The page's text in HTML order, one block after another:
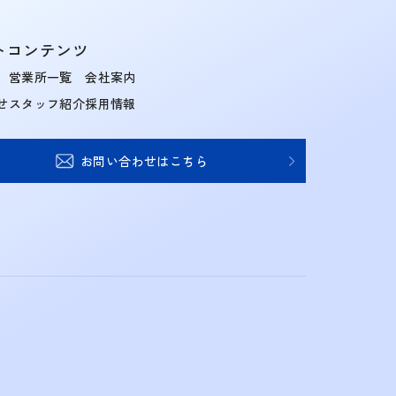
コンテンツ
営業所一覧
スタッフ紹介
会社案内
採用情報
お問い合わせはこちら